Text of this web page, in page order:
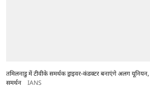
तमिलनाडु में टीवीके समर्थक ड्राइवर-कंडक्टर बनाएंगे अलग यूनियन,
समर्थन
IANS